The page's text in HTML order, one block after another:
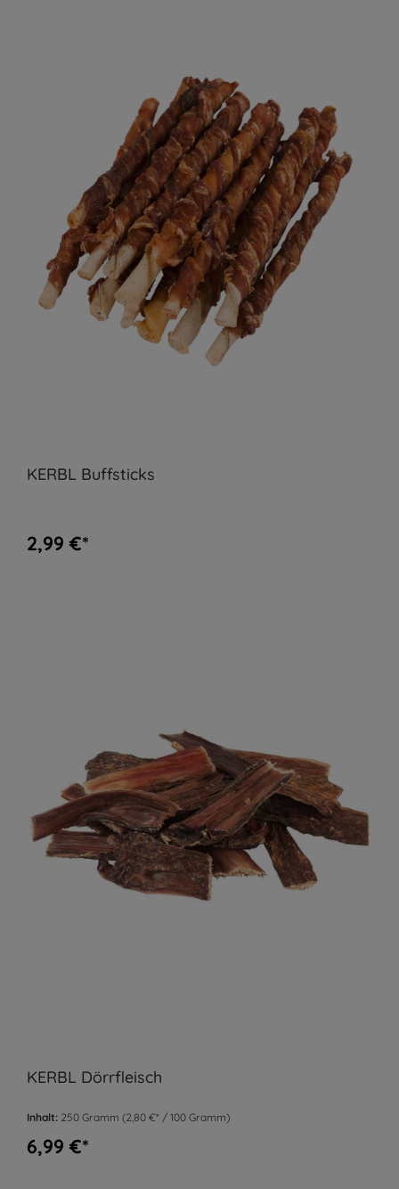
KERBL Buffsticks
2,99 €*
KERBL Dörrfleisch
Inhalt: 250 Gramm (2,80 €* / 100 Gramm)
6,99 €*